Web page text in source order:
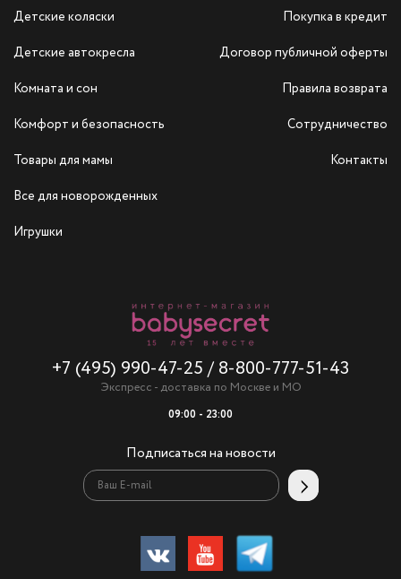
Детские коляски
Детские автокресла
Комната и сон
Комфорт и безопасность
Товары для мамы
Все для новорожденных
Игрушки
+7 (495) 990-47-25 / 8-800-777-51-43
Экспресс - доставка по Москве и МО
09:00 - 23:00
Подписаться на новости
Покупка в кредит
Договор публичной оферты
Правила возврата
Сотрудничество
Контакты